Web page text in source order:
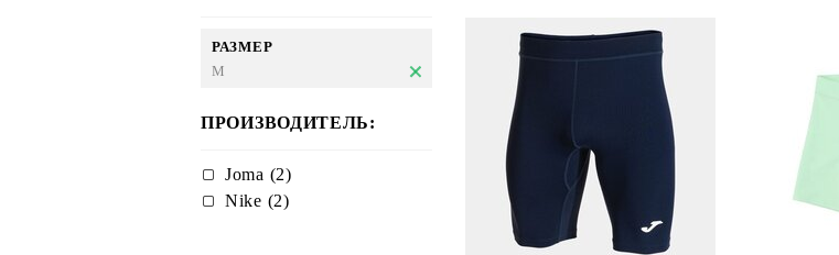
РАЗМЕР
M
ПРОИЗВОДИТЕЛЬ:
Joma (2)
Nike (2)